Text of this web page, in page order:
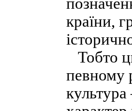
країни,
Тобто
певному